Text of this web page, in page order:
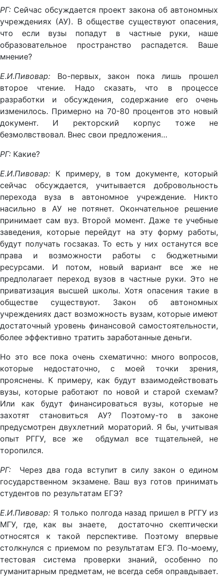
РГ: Сейчас обсуждается проект закона об автономных
учреждениях (АУ). В обществе существуют опасения,
что если вузы попадут в частные руки, наше
образовательное пространство распадется. Ваше
мнение?
Е.И.Пивовар: Во-первых, закон пока лишь прошел
второе чтение. Надо сказать, что в процессе
разработки и обсуждения, содержание его очень
изменилось. Примерно на 70-80 процентов это новый
документ. И ректорский корпус тоже не
безмолвствовал. Внес свои предложения…
РГ: Какие?
Е.И.Пивовар: К примеру, в том документе, который
сейчас обсуждается, учитывается добровольность
перехода вуза в автономное учреждение. Никто
насильно в АУ не потянет. Окончательное решение
принимает сам вуз. Второй момент. Даже те учебные
заведения, которые перейдут на эту форму работы,
будут получать госзаказ. То есть у них останутся все
права и возможности работы с бюджетными
ресурсами. И потом, новый вариант все же не
предполагает переход вузов в частные руки. Это не
приватизация высшей школы. Хотя опасения такие в
обществе существуют. Закон об автономных
учреждениях даст возможность вузам, которые имеют
достаточный уровень финансовой самостоятельности,
более эффективно тратить заработанные деньги.
Но это все пока очень схематично: много вопросов,
которые недостаточно, с моей точки зрения,
прояснены. К примеру, как будут взаимодействовать
вузы, которые работают по новой и старой схемам?
Или как будут финансироваться вузы, которые не
захотят становиться АУ? Поэтому-то в законе
предусмотрен двухлетний мораторий. Я бы, учитывая
опыт РГГУ, все же обдумал все тщательней, не
торопился.
РГ:
Через два года вступит в силу закон о едином
государственном экзамене. Ваш вуз готов принимать
студентов по результатам ЕГЭ?
Е.И.Пивовар: Я только полгода назад пришел в РГГУ из
МГУ, где, как вы знаете, достаточно скептически
относятся к такой перспективе. Поэтому впервые
столкнулся с приемом по результатам ЕГЭ. По-моему,
тестовая система проверки знаний, особенно по
гуманитарным предметам, не всегда себя оправдывает.